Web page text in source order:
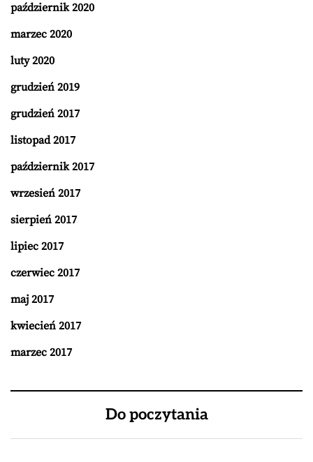
październik 2020
marzec 2020
luty 2020
grudzień 2019
grudzień 2017
listopad 2017
październik 2017
wrzesień 2017
sierpień 2017
lipiec 2017
czerwiec 2017
maj 2017
kwiecień 2017
marzec 2017
Do poczytania